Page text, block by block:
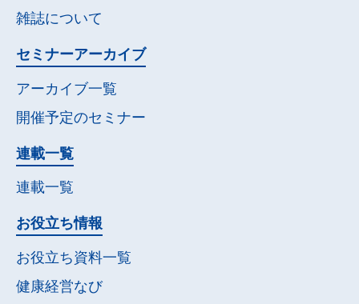
雑誌について
セミナーアーカイブ
アーカイブ一覧
開催予定のセミナー
連載一覧
連載一覧
お役立ち情報
お役立ち資料一覧
健康経営なび